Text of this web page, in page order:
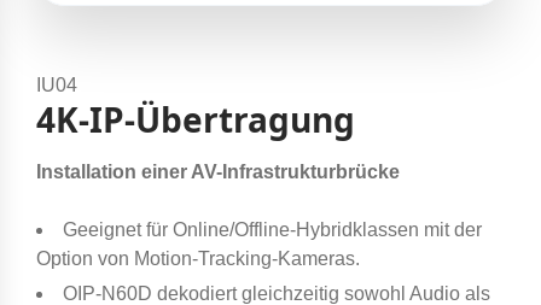
IU04
4K-IP-Übertragung
Installation einer AV-Infrastrukturbrücke
Geeignet für Online/Offline-Hybridklassen mit der
Option von Motion-Tracking-Kameras.
OIP-N60D dekodiert gleichzeitig sowohl Audio als